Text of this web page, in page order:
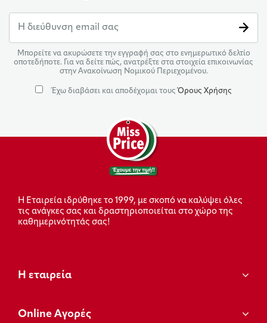
Μπορείτε να ακυρώσετε την εγγραφή σας στο ενημερωτικό δελτίο
οποτεδήποτε. Για να δείτε πώς, ανατρέξτε στα στοιχεία επικοινωνίας
στην Ανακοίνωση Νομικού Περιεχομένου.
Έχω διαβάσει και αποδέχομαι τουςΌρους Χρήσης
Η Εταιρεία ιδρύθηκε το 1999, με σκοπό να καλύψει όλες
τις ανάγκες σας και δραστηριοποιείται στο χώρο της
καθημερινότητάς σας!
Η εταιρεία
Οnline Αγορές